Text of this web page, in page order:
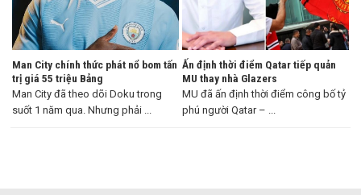
Man City chính thức phát nổ bom tấn
trị giá 55 triệu Bảng
Man City đã theo dõi Doku trong
suốt 1 năm qua. Nhưng phải ...
Ấn định thời điểm Qatar tiếp quản
MU thay nhà Glazers
MU đã ấn định thời điểm công bố tỷ
phú người Qatar – ...